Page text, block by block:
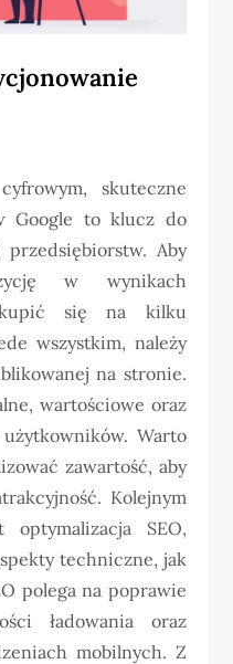
skuteczne
Google to klucz do
Aby
w wynikach
się na kilku
wszystkim, należy
na stronie.
wartościowe oraz
Warto
zawartość, aby
Kolejnym
optymalizacja SEO,
techniczne, jak
polega na poprawie
ładowania oraz
mobilnych. Z